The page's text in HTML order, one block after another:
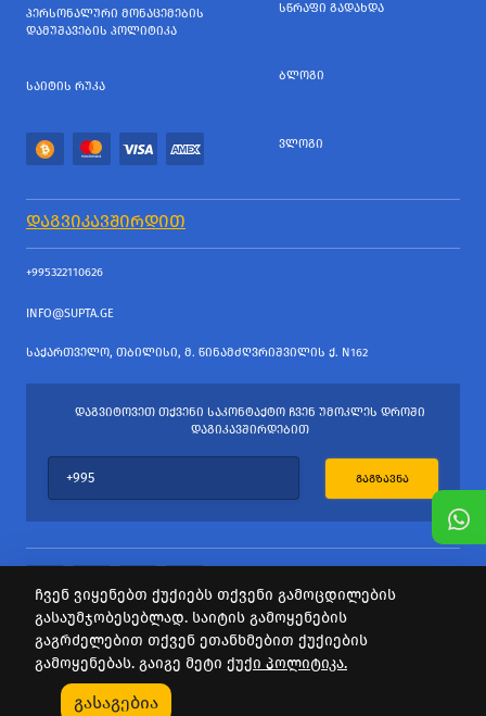
ᲞᲔᲠᲡᲝᲜᲐᲚᲣᲠᲘ ᲛᲝᲜᲐᲪᲔᲛᲔᲑᲘᲡ
ᲓᲐᲛᲣᲨᲐᲕᲔᲑᲘᲡ ᲞᲝᲚᲘᲢᲘᲙᲐ
ᲡᲐᲘᲢᲘᲡ ᲠᲣᲙᲐ
ᲡᲬᲠᲐᲤᲘ ᲒᲐᲓᲐᲮᲓᲐ
ᲑᲚᲝᲒᲘ
ᲕᲚᲝᲒᲘ
ᲓᲐᲒᲕᲘᲙᲐᲕᲨᲘᲠᲓᲘᲗ
+995322110626
INFO@SUPTA.GE
ᲡᲐᲥᲐᲠᲗᲕᲔᲚᲝ, ᲗᲑᲘᲚᲘᲡᲘ, Მ. ᲬᲘᲜᲐᲛᲫᲦᲕᲠᲘᲨᲕᲘᲚᲘᲡ Ქ. N162
ᲓᲐᲒᲕᲘᲢᲝᲕᲔᲗ ᲗᲥᲕᲔᲜᲘ ᲡᲐᲙᲝᲜᲢᲐᲥᲢᲝ ᲩᲕᲔᲜ ᲣᲛᲝᲙᲚᲔᲡ ᲓᲠᲝᲨᲘ
ᲓᲐᲒᲘᲙᲐᲕᲨᲘᲠᲓᲔᲑᲘᲗ
ᲒᲐᲒᲖᲐᲕᲜᲐ
ყველა უფლება დაცულია
საიტის პროვაიდერი Webdoors.ge
ჩვენ ვიყენებთ ქუქიებს თქვენი გამოცდილების
გასაუმჯობესებლად. საიტის გამოყენების
გაგრძელებით თქვენ ეთანხმებით ქუქიების
გამოყენებას. გაიგე მეტი ქუქი პოლიტიკა.
გასაგებია